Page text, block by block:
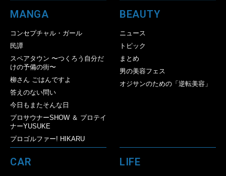
MANGA
コンセプチャル・ガール
民譚
スペアタウン 〜つくろう自分だ
けの予備の街〜
柳さん ごはんですよ
答えのない問い
今日もまたそんな日
プロサウナーSHOW ＆ プロテイ
ナーYUSUKE
プロゴルファー! HIKARU
BEAUTY
ニュース
トピック
まとめ
男の美容フェス
オジサンのための「逆転美容」
CAR LIFE